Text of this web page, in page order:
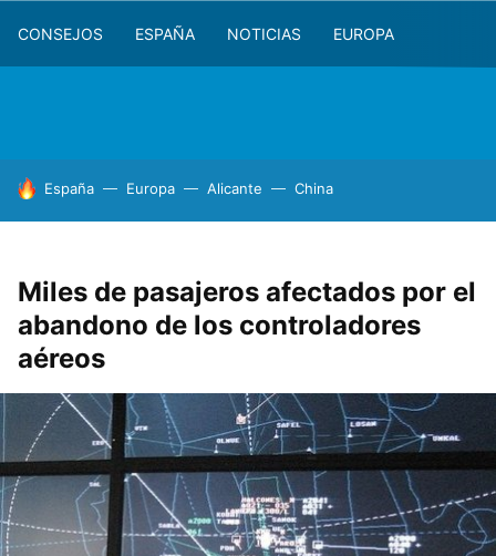
CONSEJOS ESPAÑA NOTICIAS EUROPA
HOY SE HABLA DE
España Europa Alicante China
Miles de pasajeros afectados por el
abandono de los controladores
aéreos